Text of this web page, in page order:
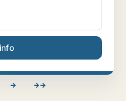
→ →→